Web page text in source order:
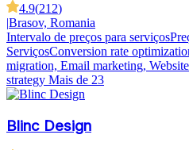
4.9(212)
|Brasov, Romania
Intervalo de preços para serviços
ServiçosConversion rate
migration, Email marketing,
strategy Mais de 23
Blinc Design